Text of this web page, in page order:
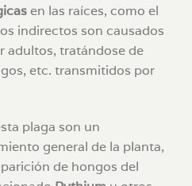
en las raíces, como el
indirectos son causados
adultos, tratándose de
etc. transmitidos por
plaga son un
general de la planta,
de hongos del